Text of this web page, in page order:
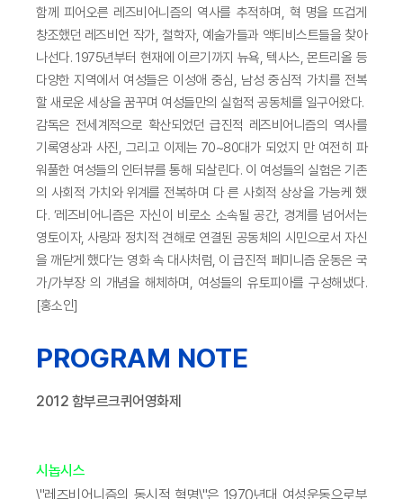
함께 피어오른 레즈비어니즘의 역사를 추적하며, 혁 명을 뜨겁게
창조했던 레즈비언 작가, 철학자, 예술가들과 액티비스트들을 찾아
나선다. 1975년부터 현재에 이르기까지 뉴욕, 텍사스, 몬트리올 등
다양한 지역에서 여성들은 이성애 중심, 남성 중심적 가치를 전복
할 새로운 세상을 꿈꾸며 여성들만의 실험적 공동체를 일구어왔다.
감독은 전세계적으로 확산되었던 급진적 레즈비어니즘의 역사를
기록영상과 사진, 그리고 이제는 70~80대가 되었지 만 여전히 파
워풀한 여성들의 인터뷰를 통해 되살린다. 이 여성들의 실험은 기존
의 사회적 가치와 위계를 전복하며 다 른 사회적 상상을 가능케 했
다. ‘레즈비어니즘은 자신이 비로소 소속될 공간, 경계를 넘어서는
영토이자, 사랑과 정치적 견해로 연결된 공동체의 시민으로서 자신
을 깨닫게 했다’는 영화 속 대사처럼, 이 급진적 페미니즘 운동은 국
가/가부장 의 개념을 해체하며, 여성들의 유토피아를 구성해냈다.
[홍소인]
PROGRAM NOTE
2012 함부르크퀴어영화제
시놉시스
\"레즈비어니즘의 동시적 혁명\"은 1970년대 여성운동으로부